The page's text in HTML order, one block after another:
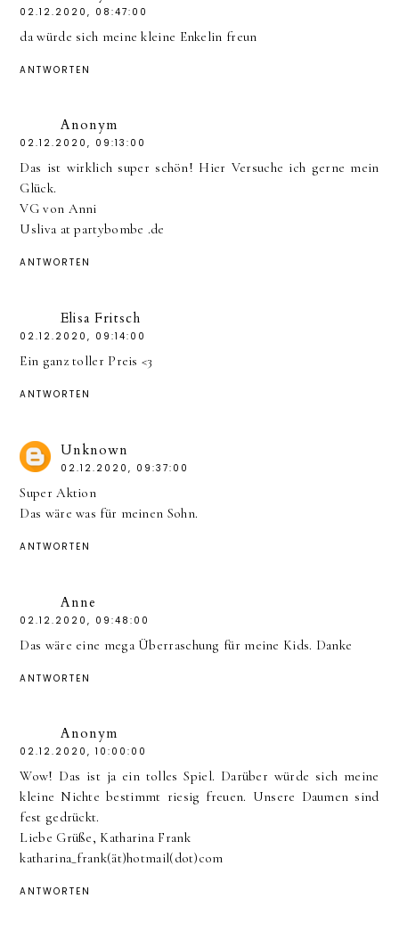
02.12.2020, 08:47:00
da würde sich meine kleine Enkelin freun
ANTWORTEN
Anonym
02.12.2020, 09:13:00
Das ist wirklich super schön! Hier Versuche ich gerne mein
Glück.
VG von Anni
Usliva at partybombe .de
ANTWORTEN
Elisa Fritsch
02.12.2020, 09:14:00
Ein ganz toller Preis <3
ANTWORTEN
Unknown
02.12.2020, 09:37:00
Super Aktion
Das wäre was für meinen Sohn.
ANTWORTEN
Anne
02.12.2020, 09:48:00
Das wäre eine mega Überraschung für meine Kids. Danke
ANTWORTEN
Anonym
02.12.2020, 10:00:00
Wow! Das ist ja ein tolles Spiel. Darüber würde sich meine
kleine Nichte bestimmt riesig freuen. Unsere Daumen sind
fest gedrückt.
Liebe Grüße, Katharina Frank
katharina_frank(ät)hotmail(dot)com
ANTWORTEN